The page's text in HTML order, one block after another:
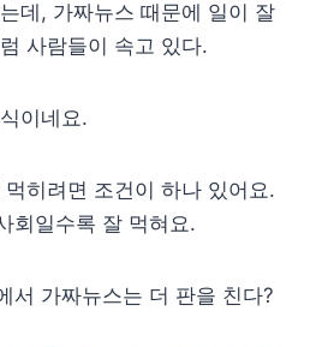
데, 가짜뉴스 때문에 일이 잘
사람들이 속고 있다.
이네요.
히려면 조건이 하나 있어요.
회일수록 잘 먹혀요.
서 가짜뉴스는 더 판을 친다?